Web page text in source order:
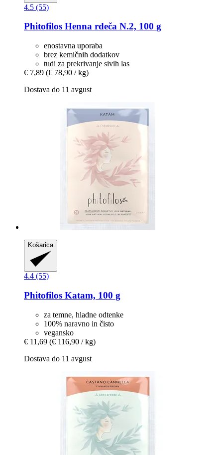
4.5 (55)
Phitofilos Henna rdeča N.2, 100 g
enostavna uporaba
brez kemičnih dodatkov
tudi za prekrivanje sivih las
€ 7,89 (€ 78,90 / kg)
Dostava do 11 avgust
Košarica
4.4 (55)
Phitofilos Katam, 100 g
za temne, hladne odtenke
100% naravno in čisto
vegansko
€ 11,69 (€ 116,90 / kg)
Dostava do 11 avgust